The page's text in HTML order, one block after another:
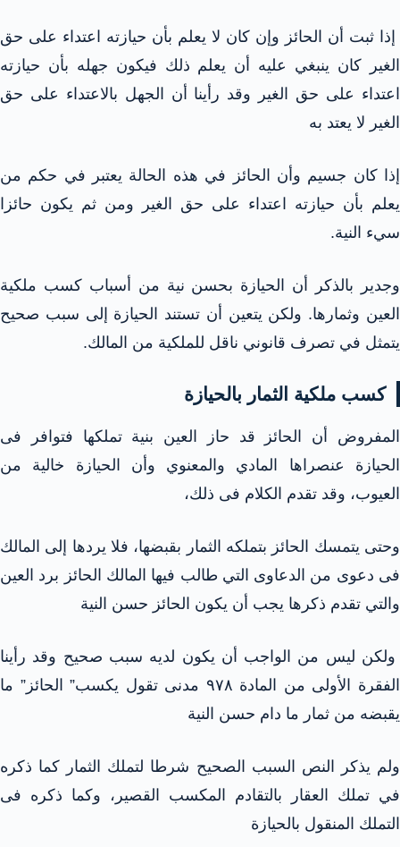
إذا ثبت أن الحائز وإن كان لا يعلم بأن حيازته اعتداء على حق
الغير كان ينبغي عليه أن يعلم ذلك فيكون جهله بأن حيازته
اعتداء على حق الغير وقد رأينا أن الجهل بالاعتداء على حق
الغير لا يعتد به
إذا كان جسيم وأن الحائز في هذه الحالة يعتبر في حكم من
يعلم بأن حيازته اعتداء على حق الغير ومن ثم يكون حائزا
سيء النية.
وجدير بالذكر أن الحيازة بحسن نية من أسباب كسب ملكية
العين وثمارها. ولكن يتعين أن تستند الحيازة إلى سبب صحيح
يتمثل في تصرف قانوني ناقل للملكية من المالك.
كسب ملكية الثمار بالحيازة
المفروض أن الحائز قد حاز العين بنية تملكها فتوافر فى
الحيازة عنصراها المادي والمعنوي وأن الحيازة خالية من
العيوب، وقد تقدم الكلام فى ذلك،
وحتى يتمسك الحائز بتملكه الثمار بقبضها، فلا يردها إلى المالك
فى دعوى من الدعاوى التي طالب فيها المالك الحائز برد العين
والتي تقدم ذكرها يجب أن يكون الحائز حسن النية
ولكن ليس من الواجب أن يكون لديه سبب صحيح وقد رأينا
الفقرة الأولى من المادة ۹۷۸ مدنى تقول يكسب” الحائز” ما
يقبضه من ثمار ما دام حسن النية
ولم يذكر النص السبب الصحيح شرطا لتملك الثمار كما ذكره
في تملك العقار بالتقادم المكسب القصير، وكما ذكره فى
التملك المنقول بالحيازة